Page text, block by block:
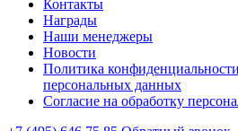
Контакты
Награды
Наши менеджеры
Новости
Политика
персональных данных
Согласие на обработку